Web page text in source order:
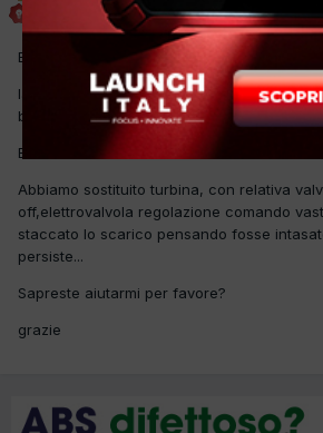
Inviato10 Febbraio 2025
Buongiorno a tutti,
la Golf in oggetto, mi da una pressione
bar, non rende.
Errori in memoria 0
Abbiamo sostituito turbina, con relativa
off,elettrovalvola regolazione comando
staccato lo scarico pensando fosse
persiste...
Sapreste aiutarmi per favore?
grazie